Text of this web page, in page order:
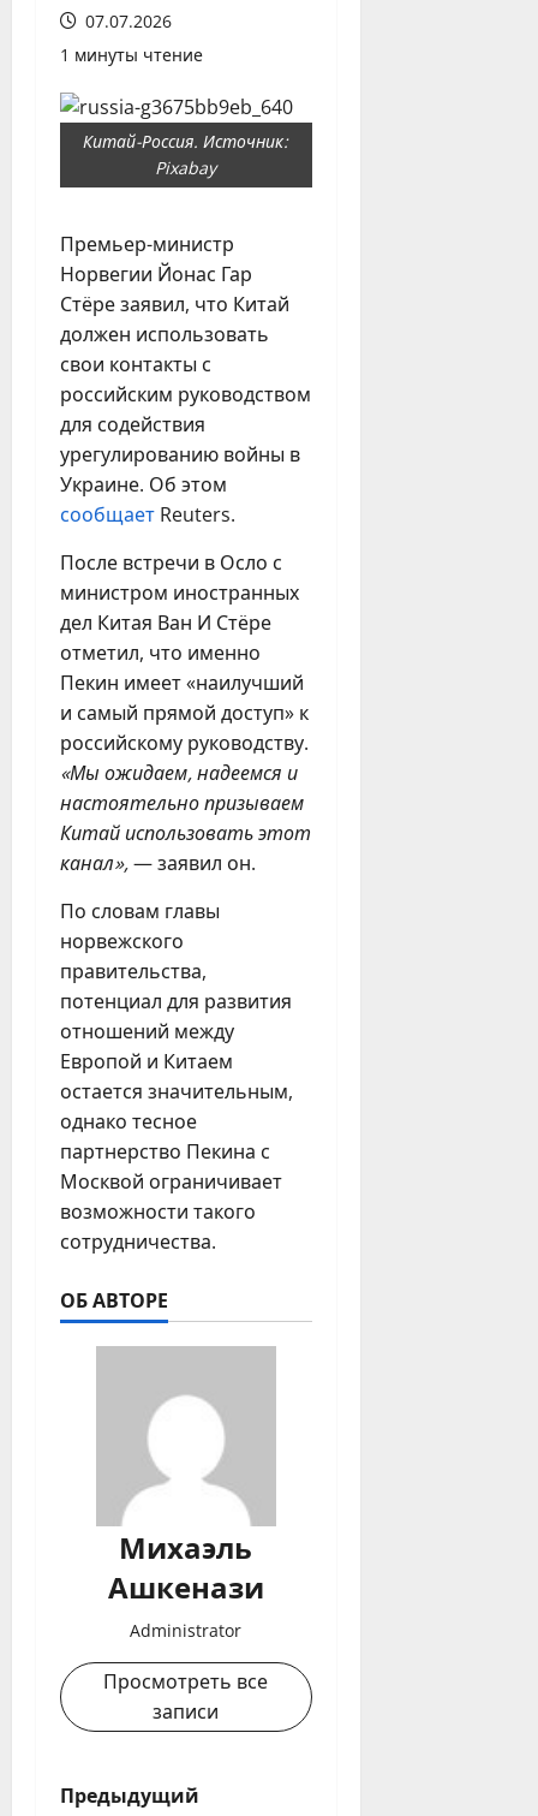
07.07.2026
1 минуты чтение
Китай-Россия. Источник:
Pixabay
Премьер-министр
Норвегии Йонас Гар
Стёре заявил, что Китай
должен использовать
свои контакты с
российским руководством
для содействия
урегулированию войны в
Украине. Об этом
сообщает Reuters.
После встречи в Осло с
министром иностранных
дел Китая Ван И Стёре
отметил, что именно
Пекин имеет «наилучший
и самый прямой доступ» к
российскому руководству.
«Мы ожидаем, надеемся и
настоятельно призываем
Китай использовать этот
канал»,— заявил он.
По словам главы
норвежского
правительства,
потенциал для развития
отношений между
Европой и Китаем
остается значительным,
однако тесное
партнерство Пекина с
Москвой ограничивает
возможности такого
сотрудничества.
ОБ АВТОРЕ
Михаэль
Ашкенази
Administrator
Просмотреть все
записи
Н
Предыдущий